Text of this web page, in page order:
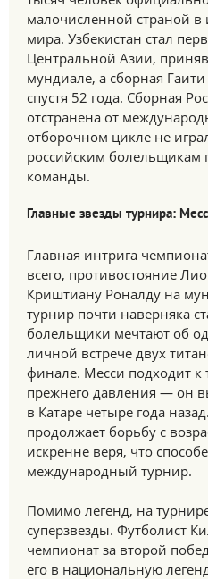
малочисленной страной в
мира. Узбекистан стал
Центральной Азии,
мундиале, а сборная
спустя 52 года. Сборная
отстранена от
отборочном цикле не
российским болельщикам
команды.
Главные звезды турнира:
Главная интрига
всего, противостояние
Криштиану Роналду на
турнир почти наверняка
болельщики мечтают об
личной встрече двух
финале. Месси подходит к
прежнего давления — он
в Катаре четыре года
продолжает борьбу с
искренне веря, что
международный турнир.
Помимо легенд, на
суперзвезды. Футболист
чемпионат за второй
его в национальную